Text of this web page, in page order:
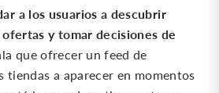
a los usuarios a descubrir
y tomar decisiones de
que ofrecer un feed de
tiendas a aparecer en momentos